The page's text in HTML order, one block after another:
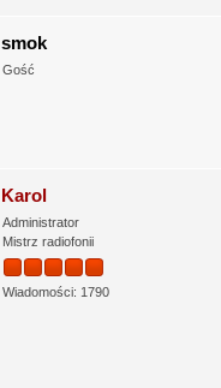
smok
Gość
Karol
Administrator
Mistrz radiofonii
Wiadomości: 1790